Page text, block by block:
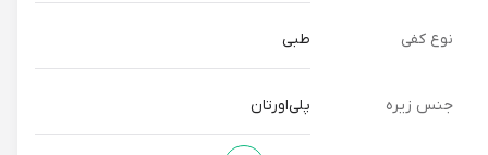
نوع کفی
جنس زیره پلی‌اورتان